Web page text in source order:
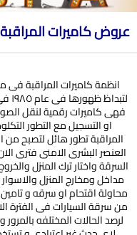
عروض كاميرات
انظمة كاميرات المراقبة
فهى كاميرات رقمية لنقل
او التسجيل مع التطور
المراقبة تطور هائل لتصبح
العنصر البشرى الامنى فترى
السرقة واختار ترك المنزل
مداخل ومخارج المنزل
محاولة اقتحام او سرقه و تامين
من سرقة السيارات فى الفترة
لرصد الحالات المختلفه